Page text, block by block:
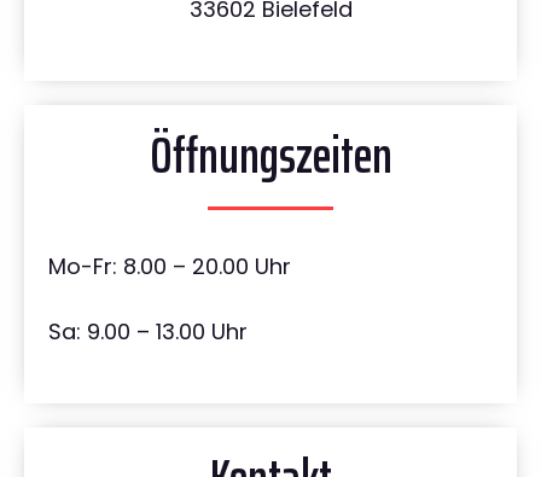
33602 Bielefeld
Öffnungszeiten
Mo-Fr: 8.00 – 20.00 Uhr
Sa: 9.00 – 13.00 Uhr